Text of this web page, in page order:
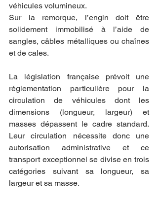
véhicules volumineux.
Sur la remorque, l’engin doit être
solidement immobilisé à l’aide de
sangles, câbles métalliques ou chaînes
et de cales.
La législation française prévoit une
réglementation particulière pour la
circulation de véhicules dont les
dimensions (longueur, largeur) et
masses dépassent le cadre standard.
Leur circulation nécessite donc une
autorisation administrative et ce
transport exceptionnel se divise en trois
catégories suivant sa longueur, sa
largeur et sa masse.